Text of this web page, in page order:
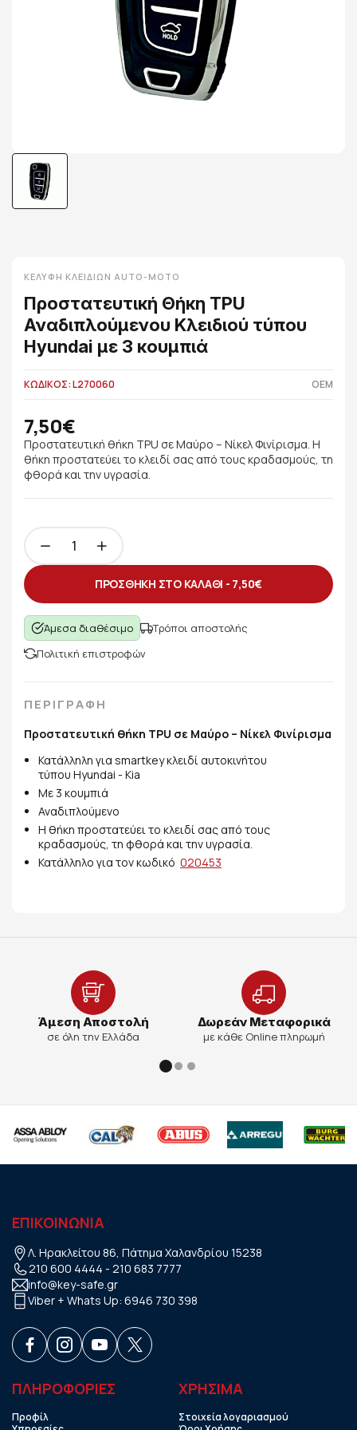
ΚΕΛΎΦΗ ΚΛΕΙΔΙΏΝ AUTO-MOTO
Προστατευτική Θήκη TPU
Αναδιπλούμενου Κλειδιού τύπου
Hyundai με 3 κουμπιά
ΚΩΔΙΚΟΣ: L270060 OEM
7,50€
Προστατευτική θήκη TPU σε Μαύρο – Νίκελ Φινίρισμα. Η
θήκη προστατεύει το κλειδί σας από τους κραδασμούς, τη
φθορά και την υγρασία.
ΠΡΟΣΘΗΚΗ ΣΤΟ ΚΑΛΑΘΙ - 7,50€
Άμεσα διαθέσιμο
Τρόποι αποστολής
Πολιτική επιστροφών
ΠΕΡΙΓΡΑΦΗ
Προστατευτική θήκη TPU σε Μαύρο – Νίκελ Φινίρισμα
Κατάλληλη για smartkey κλειδί αυτοκινήτου
τύπου Hyundai - Kia
Με 3 κουμπιά
Αναδιπλούμενο
Η θήκη προστατεύει το κλειδί σας από τους
κραδασμούς, τη φθορά και την υγρασία.
Κατάλληλο για τον κωδικό 020453
Άμεση Αποστολή
σε όλη την Ελλάδα
Δωρεάν Μεταφορικά
με κάθε Online πληρωμή
ΕΠΙΚΟΙΝΩΝΙΑ
Λ. Ηρακλείτου 86, Πάτημα Χαλανδρίου 15238
210 600 4444 - 210 683 7777
info@key-safe.gr
Viber + Whats Up: 6946 730 398
ΠΛΗΡΟΦΟΡΙΕΣ
Προφίλ
ΧΡHΣΙΜΑ
Στοιχεία λογαριασμού